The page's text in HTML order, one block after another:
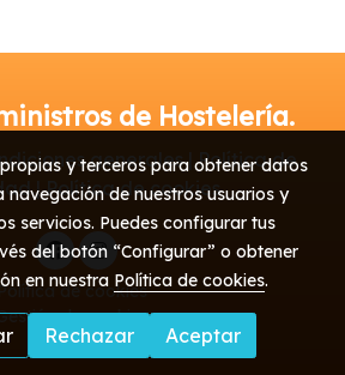
de Hostelería.
generales | Política de
| Política de cookies
de cookies
de cookies
y terceros para obtener datos
navegación de nuestros usuarios y
servicios. Puedes configurar tus
del botón “Configurar” o obtener
en nuestra Política de cookies.
Rechazar Aceptar